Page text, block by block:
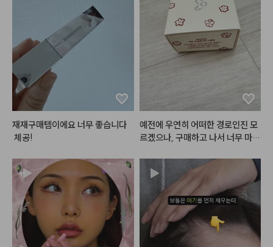
입술에 사용하면 지속력이 좀 떨어
지는 경향이 있어서 입술보다는 치
크나 섞어서 많이 사용하고 있어요.
립에도 베이스 립으로 깔아주고 글
로스나 다른 틴트 얹으면 지속력 꽤
나쁘지 않습니다.
예전 샀을 때는 색상이 많이 없었는
데 최근 보니 색상도 다양해지고 라
인업도 다양해져서 소장 욕구 더 드
는 것 같아요.
예전보다 판매처도 다양해지고 살
좋은 것 같습니다.
구매 망설이는 분들 있으면 추천드
려요!!
재재구매템이에요 너무 좋습니다
체공!
예전에 우연히 어떠한 경로인진 모
르겠으나, 구매하고 나서 너무 마음
있습니다~! 발색이 진짜이쁘고 포
슬포슬한 촉감 미쳤어요~~~~!
아무래도 매트밤이라서 립글로즈
같은 제형보다는 커피마시거나 그
럴땐 묻어남이 좀 덜합니다~!  매
트밤 좋아하시는 분이 이거 사시면
맘에 안들어 할 사람 없을듯 하네